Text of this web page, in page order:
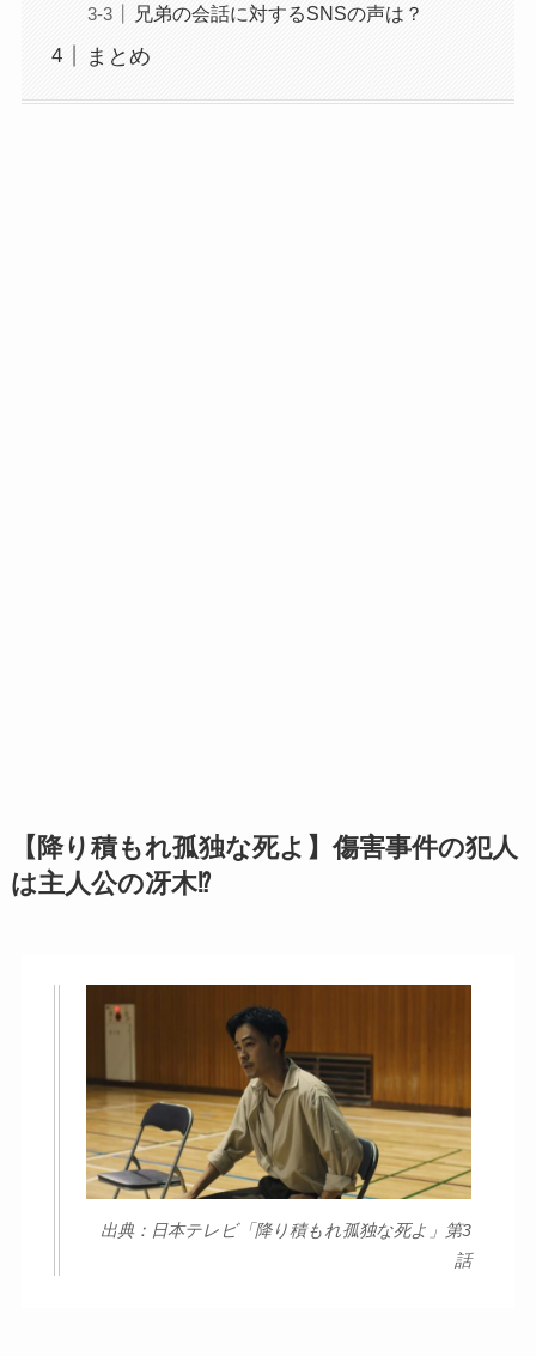
兄弟の会話に対するSNSの声は？
まとめ
【降り積もれ孤独な死よ】傷害事件の犯人
は主人公の冴木⁉
出典：日本テレビ「降り積もれ孤独な死よ」第3
話